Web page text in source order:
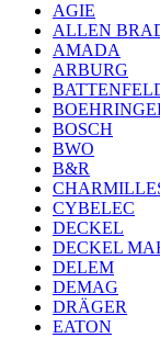
AGIE
ALLEN
AMADA
ARBURG
BOSCH
BWO
B&R
CYBELEC
DECKEL
DECKEL
DELEM
DEMAG
DRÄGER
EATON